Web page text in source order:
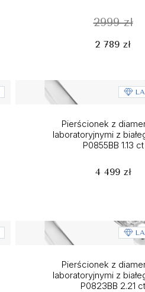
2999 zł
2 789 zł
Pierścionek z
laboratoryjnymi z
P0855BB 1.13 ct
4 499 zł
Pierścionek z
laboratoryjnymi z
P0823BB 2.21 ct